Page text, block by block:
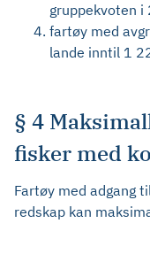
gruppekvoten i
fartøy med
lande inntil 1
§ 4
fisker med
Fartøy med adgang
redskap kan